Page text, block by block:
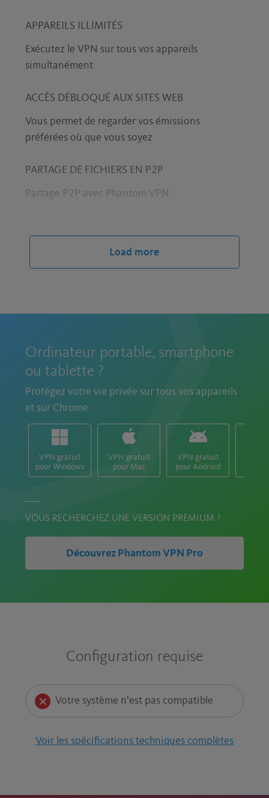
APPAREILS ILLIMITÉS
Exécutez le VPN sur tous vos appareils
simultanément
ACCÈS DÉBLOQUÉ AUX SITES WEB
Vous permet de regarder vos émissions
préférées où que vous soyez
PARTAGE DE FICHIERS EN P2P
Partage P2P avec Phantom VPN
Nous ne savons jamais quels sites vous
consultez
PRÉVENTION DES FUITES DNS
Prend en charge les protocoles IP v4 et v6
NAVIGATION ANONYME
Load more
Ordinateur portable, smartphone
ou tablette ?
Protégez votre vie privée sur tous vos appareils
et sur Chrome
VPN gratuit
pour Windows
VPN gratuit
pour Mac
VPN gratuit
pour Android
VOUS RECHERCHEZ UNE VERSION PREMIUM ?
Découvrez Phantom VPN Pro
Configuration requise
Votre système n’est pas compatible
Voir les spécifications techniques complètes